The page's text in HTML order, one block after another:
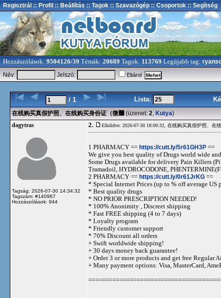
Regisztrál :: Profil :: Beállítás :: Tagok :: Szavazógép :: Csoportok :: Segítség
Hozzászólások: 9504126/39 Témák: 20689 Tagok: 113769 Legújabb tag:
Név:
Jelszó: Eltárol
/ 1 Lista:
在线购买真假护照、在线购买身份证（微߼ (üzenet: 2, Kutya)
dagytras
Tagság: 2026-07-30 14:34:32
Tagszám: #140967
Hozzászólások: 944
2. Elküldve: 2026-07-30 18:00:32,
1 PHARMACY == https://cutt.ly/5r61GH3P ==
We give you best quality of Drugs world wide
Some Drugs available for delivery Pain Killers
Tramadoil, HYDROCODONE,
2 PHARMACY == https://cutt.ly/0r61JrKG ==
* Special Internet Prices (up to % off average US
* Best quality drugs
* NO PRIOR PRESCRIPTION NEEDED!
* 100% Anonimity , Discreet shipping
* Fast FREE shipping (4 to 7 days)
* Loyalty program
* Friendly customer support
* 70% Discount all orders
+ Swift worldwide shipping!
+ 30 days money back guarantee!
+ Order 3 or more products and get free Regular
+ Many payment options: Visa, MasterCard,